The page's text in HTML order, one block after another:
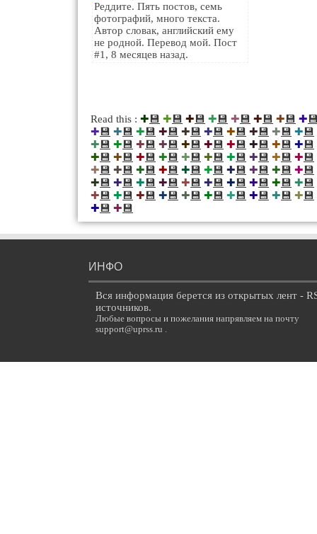
Реддите. Пять постов, семь
фотографий, много текста.
Автор словак, английский ему
не родной. Перевод мой. Пост
#1, 8 месяцев назад.
Read this : ✚💾 ✚💾 ✚💾 ✚💾 ✚💾 ✚💾 ✚💾 ✚
✚💾 ✚💾 ✚💾 ✚💾 ✚💾 ✚💾 ✚💾 ✚💾 ✚💾 ✚💾
✚💾 ✚💾 ✚💾 ✚💾 ✚💾 ✚💾 ✚💾 ✚💾 ✚💾 ✚💾
✚💾 ✚💾 ✚💾 ✚💾 ✚💾 ✚💾 ✚💾 ✚💾 ✚💾 ✚💾
✚💾 ✚💾 ✚💾 ✚💾 ✚💾 ✚💾 ✚💾 ✚💾 ✚💾 ✚💾
✚💾 ✚💾 ✚💾 ✚💾 ✚💾 ✚💾 ✚💾 ✚💾 ✚💾 ✚💾
✚💾 ✚💾 ✚💾 ✚💾 ✚💾 ✚💾 ✚💾 ✚💾 ✚💾 ✚💾
✚💾 ✚💾
ИНФО
Вся информация берется из открытых лент -
источников.
Любые вопросы и пожелания напрявляем на почту
support@uprss.ru .